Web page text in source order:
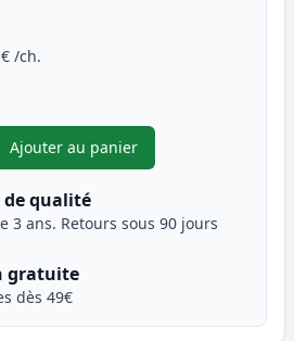
/ch.
ajuster
Ajouter au panier
,Pack de 2 Canon CLI-
qualité
3 ans. Retours sous 90 jours
gratuite
dès 49€